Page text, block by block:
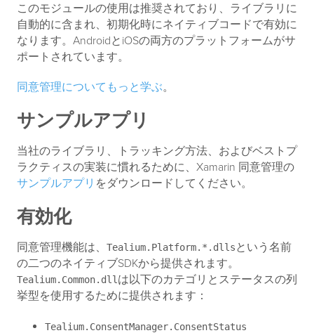
このモジュールの使用は推奨されており、ライブラリに
自動的に含まれ、初期化時にネイティブコードで有効に
なります。AndroidとiOSの両方のプラットフォームがサ
ポートされています。
同意管理についてもっと学ぶ。
サンプルアプリ
当社のライブラリ、トラッキング方法、およびベストプ
ラクティスの実装に慣れるために、Xamarin 同意管理の
サンプルアプリ をダウンロードしてください。
有効化
同意管理機能は、 Tealium.Platform.*.dllsという名前
の二つのネイティブSDKから提供されます。
Tealium.Common.dll は以下のカテゴリとステータスの列
挙型を使用するために提供されます：
Tealium.ConsentManager.ConsentStatus